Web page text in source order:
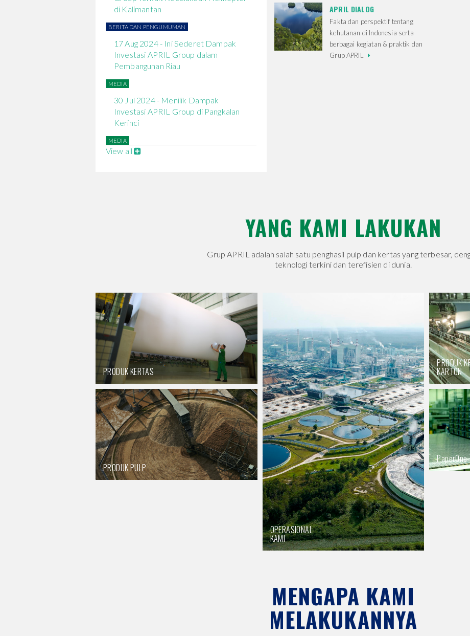
APRIL DIALOG
Fakta dan perspektif tentang
kehutanan di Indonesia serta
berbagai kegiatan & praktik dan
Grup APRIL
di Kalimantan
17 Aug 2024 - Ini Sederet Dampak
Investasi APRIL Group dalam
Pembangunan Riau
30 Jul 2024 - Menilik Dampak
Investasi APRIL Group di Pangkalan
Kerinci
View all
YANG KAMI LAKUKAN
Grup APRIL adalah salah satu penghasil pulp dan kertas yang terbesar,
teknologi terkini dan terefisien di dunia.
PRODUK KERTAS
PRODUK PULP
OPERASIONAL
KAMI
PRODUK
KARTON
PaperOne
MENGAPA KAMI
MELAKUKANNYA